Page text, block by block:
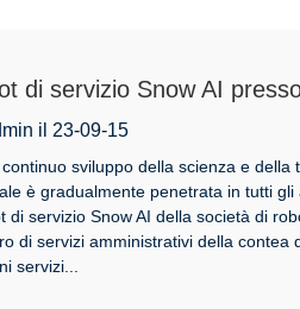
di servizio Snow AI
della contea di
nuova tendenza della
il 23-09-15
sviluppo della scienza e della
è gradualmente penetrata in tutti
di servizio Snow AI della società di
di servizi amministrativi della contea
servizi...